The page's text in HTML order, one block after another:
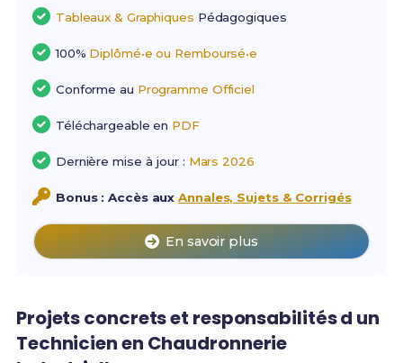
Tableaux & Graphiques Pédagogiques
100% Diplômé•e ou Remboursé•e
Conforme au Programme Officiel
Téléchargeable en PDF
Dernière mise à jour : Mars 2026
Bonus : Accès auxAnnales, Sujets & Corrigés
En savoir plus
Projets concrets et responsabilités d un
Technicien en Chaudronnerie